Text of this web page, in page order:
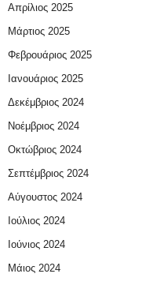
Απρίλιος 2025
Μάρτιος 2025
Φεβρουάριος 2025
Ιανουάριος 2025
Δεκέμβριος 2024
Νοέμβριος 2024
Οκτώβριος 2024
Σεπτέμβριος 2024
Αύγουστος 2024
Ιούλιος 2024
Ιούνιος 2024
Μάιος 2024